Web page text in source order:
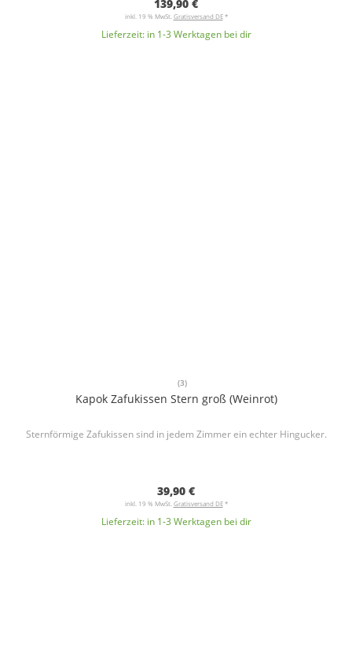
139,90 €
inkl. 19 % MwSt. Gratisversand DE*
Lieferzeit: in 1-3 Werktagen bei dir
(3)
Kapok Zafukissen Stern groß (Weinrot)
Sternförmige Zafukissen sind in jedem Zimmer ein echter Hingucker.
39,90 €
inkl. 19 % MwSt. Gratisversand DE*
Lieferzeit: in 1-3 Werktagen bei dir